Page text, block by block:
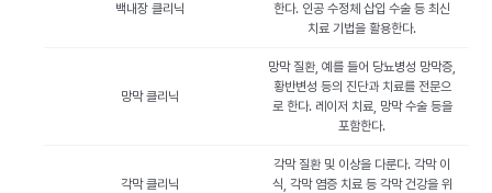
백내장 클리닉
한다. 인공 수정체 삽입 수술 등 최신
치료 기법을 활용한다.
망막 클리닉
망막 질환, 예를 들어 당뇨병성 망막증,
황반변성 등의 진단과 치료를 전문으
로 한다. 레이저 치료, 망막 수술 등을
포함한다.
각막 클리닉
각막 질환 및 이상을 다룬다. 각막 이
식, 각막 염증 치료 등 각막 건강을 위